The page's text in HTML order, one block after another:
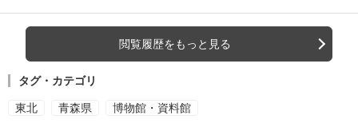
閲覧履歴をもっと見る
タグ・カテゴリ
東北 青森県 博物館・資料館